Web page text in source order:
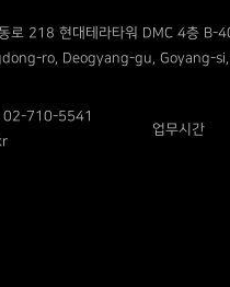
로 218 현대테라타워 DMC 4층 B-
ro, Deogyang-gu, Goyang-
710-5541
업무시간